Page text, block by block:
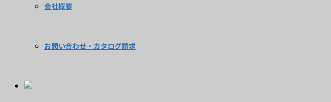
会社概要
お問い合わせ・カタログ請求